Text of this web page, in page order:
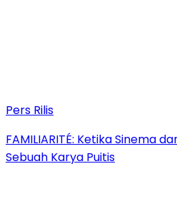
Pers Rilis
FAMILIARITÉ: Ketika Sinema
Sebuah Karya Puitis